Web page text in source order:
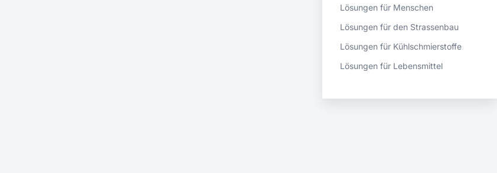
Lösungen für Menschen
Lösungen für den Strassenbau
Lösungen für Kühlschmierstoffe
Lösungen für Lebensmittel